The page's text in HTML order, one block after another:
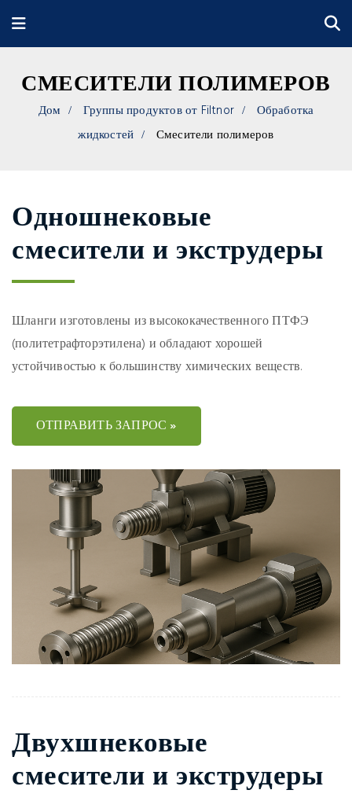
СМЕСИТЕЛИ ПОЛИМЕРОВ
Дом Группы продуктов от Filtnor
Обработка
жидкостей
Смесители полимеров
Одношнековые
смесители и экструдеры
Шланги изготовлены из высококачественного ПТФЭ
(политетрафторэтилена) и обладают хорошей
устойчивостью к большинству химических веществ.
ОТПРАВИТЬ ЗАПРОС »
Двухшнековые
смесители и экструдеры